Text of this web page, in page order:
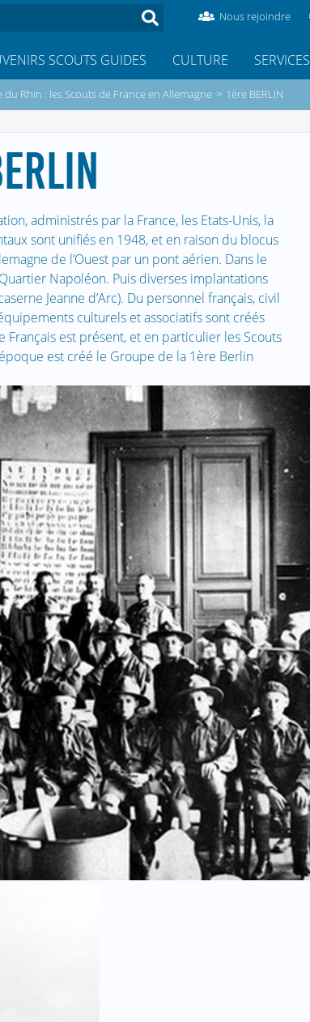
Nous rejoindre
SCOUTS GUIDES CULTURE SERVICES
du Rhin : les Scouts de France en Allemagne > 1ère BERLIN
administrés par la France, les Etats-Unis, la
sont unifiés en 1948, et en raison du blocus
de l’Ouest par un pont aérien. Dans le
Napoléon. Puis diverses implantations
Jeanne d’Arc). Du personnel français, civil
culturels et associatifs sont créés
Français est présent, et en particulier les Scouts
est créé le Groupe de la 1ère Berlin